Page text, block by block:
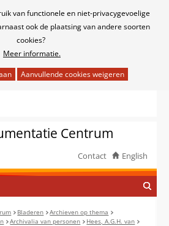
van functionele en niet-privacygevoelige
ook de plaatsing van andere soorten
cookies?
Meer informatie.
Centrum
Contact English
Bladeren
Archieven op thema
Archivalia van personen
Hees, A.G.H. van